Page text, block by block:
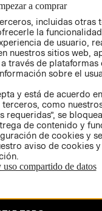
COOKIES
LIBRO DE
por copyright y es
a comprar
incluidas otras
la
de usuario,
nuestros sitios web,
través de plataformas
sobre el
y está de acuerdo
como
se
de contenido y
de cookies y
aviso de cookies
compartido de datos